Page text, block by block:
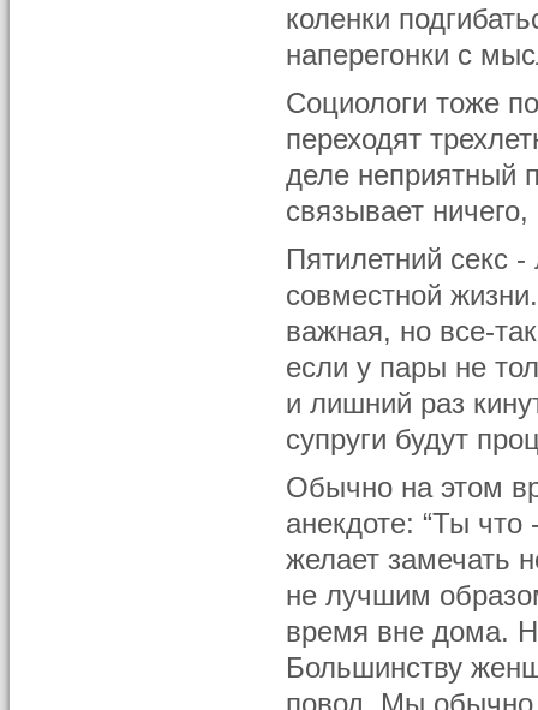
коленки
наперегонки с
Социологи тоже
переходят
деле неприятный
связывает
Пятилетний секс
совместной
важная, но все-
если у пары не
и лишний раз
супруги будут
Обычно на этом
анекдоте: “Ты
желает замечать
не лучшим
время вне дома.
Большинству